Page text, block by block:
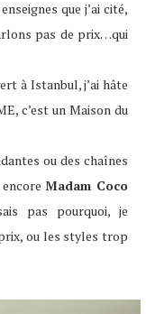
que j’ai cité,
pas de prix…qui
à Istanbul, j’ai hâte
c’est un Maison du
ou des chaînes
Madam Coco
pas pourquoi, je
ou les styles trop